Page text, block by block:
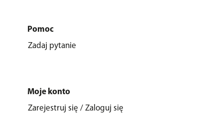
Pomoc
Zadaj pytanie
Moje konto
Zarejestruj się / Zaloguj się